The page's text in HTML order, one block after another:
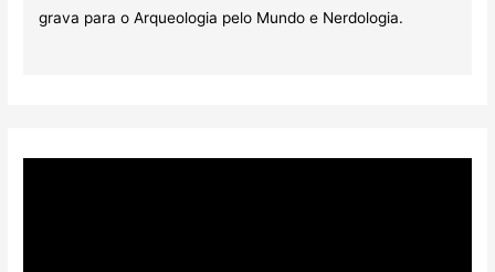
grava para o Arqueologia pelo Mundo e Nerdologia.